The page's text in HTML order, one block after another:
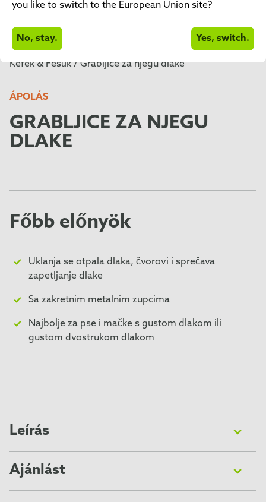
Kefék & Fésűk / Grabljice za njegu dlake
ÁPOLÁS
GRABLJICE ZA NJEGU
DLAKE
Főbb előnyök
Uklanja se otpala dlaka, čvorovi i sprečava
zapetljanje dlake
Sa zakretnim metalnim zupcima
Najbolje za pse i mačke s gustom dlakom ili
gustom dvostrukom dlakom
Leírás
Grabljicama FURminator® Grooming Rake uklanja se
otpadnuta dlaku s podlake i pomaže u sprečavanju
Ajánlást
Pažljivo pročitajte sve upute te često postavljana
you like to switch to the European Union site?
No, stay. Yes, switch.